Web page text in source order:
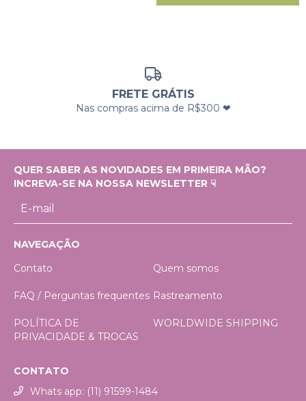
FRETE GRÁTIS
Nas compras acima de R$300 ❤
QUER SABER AS NOVIDADES EM PRIMEIRA MÃO?
INCREVA-SE NA NOSSA NEWSLETTER ☟
NAVEGAÇÃO
Contato
Quem somos
FAQ / Perguntas frequentes Rastreamento
POLÍTICA DE
PRIVACIDADE & TROCAS
WORLDWIDE SHIPPING
CONTATO
Whats app: (11) 91599-1484